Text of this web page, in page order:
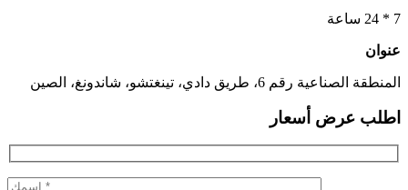
الصناعية رقم 6، طريق دادي، تينغتشو، شاندونغ، الصين
عرض أسعار